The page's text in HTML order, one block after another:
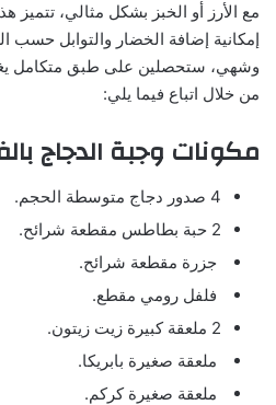
مع الأرز أو الخبز بشكل مثالي،
إمكانية إضافة الخضار والتوابل حسب
وشهي، ستحصلين على طبق متكامل
من خلال اتباع فيما يلي:
مكونات وجبة الدجاج
4 صدور دجاج متوسطة الحجم.
2 حبة بطاطس مقطعة شرائح.
جزرة مقطعة شرائح.
فلفل رومي مقطع.
2 ملعقة كبيرة زيت زيتون.
ملعقة صغيرة بابريكا.
ملعقة صغيرة كركم.